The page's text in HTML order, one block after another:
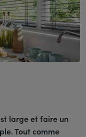
large et faire un
Tout comme